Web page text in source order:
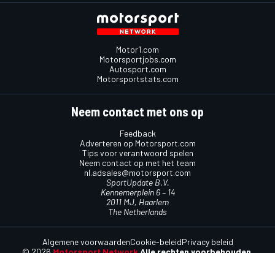
Motor1.com
Motorsportjobs.com
Autosport.com
Motorsportstats.com
Neem contact met ons op
Feedback
Adverteren op Motorsport.com
Tips voor verantwoord spelen
Neem contact op met het team
nl.adsales@motorsport.com
SportUpdate B.V.
Kennemerplein 6 – 14
2011 MJ, Haarlem
The Netherlands
Algemene voorwaardenCookie-beleidPrivacy beleid